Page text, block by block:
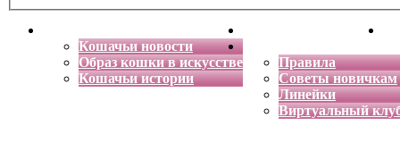
Кошачьи новости
Образ кошки в искусстве
Кошачьи истории
Энциклопедия кошек
Правила
Советы новичкам
Линейки
Виртуальный